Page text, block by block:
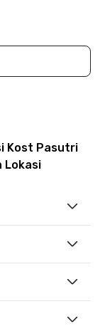
Kost Pasutri
Lokasi